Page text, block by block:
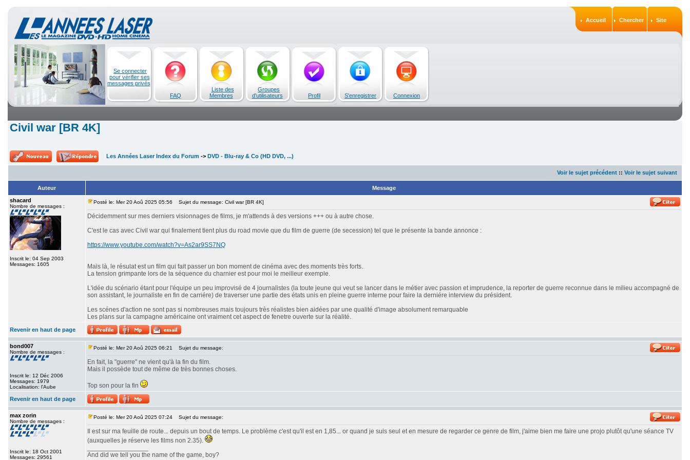
Accueil Chercher Site
Se connecter
pour vérifier ses
messages privés
FAQ
Liste des
Membres
Groupes
d'utilisateurs
Profil S'enregistrer Connexion
Civil war [BR 4K]
Les Années Laser Index du Forum -> DVD - Blu-ray & Co (HD DVD, ...)
Voir le sujet précédent :: Voir le sujet suivant
Auteur
Message
shacard
Nombre de messages :
Inscrit le: 04 Sep 2003
Messages: 1605
Posté le: Mer 20 Aoû 2025 05:56 Sujet du message: Civil war [BR 4K]
Décidemment sur mes derniers visionnages de films, je m'attends à des versions +++ ou à autre chose.
C'est le cas avec Civil war qui finalement tient plus du road movie que du film de guerre (de secession) tel que le présente la bande annonce :
https://www.youtube.com/watch?v=As2ar9SS7NQ
Mais là, le résulat est un film qui fait passer un bon moment de cinéma avec des moments très forts.
La tension grimpante lors de la séquence du charnier est pour moi le meilleur exemple.
L'idée du scénario étant pour l'équipe un peu improvisé de 4 journalistes (la toute jeune qui veut se lancer dans le métier avec passion et imprudence, la reporter de guerre reconnue dans le milieu accompagné de
son assistant, le journaliste en fin de carriére) de traverser une partie des états unis en pleine guerre interne pour faire la derniére interview du président.
Les scénes d'action ne sont pas si nombreuses mais toujours très réalistes bien aidées par une qualité d'image absolument remarquable
Les plans sur la campagne américaine ont vraiment cet aspect de fenetre ouverte sur la réalité.
Revenir en haut de page
bond007
Nombre de messages :
Inscrit le: 12 Déc 2006
Messages: 1979
Localisation: l'Aube
Posté le: Mer 20 Aoû 2025 06:21 Sujet du message:
En fait, la "guerre" ne vient qu'à la fin du film.
Mais il possède tout de même de très bonnes choses.
Top son pour la fin
Revenir en haut de page
max zorin
Nombre de messages :
Inscrit le: 18 Oct 2001
Messages: 29561
Posté le: Mer 20 Aoû 2025 07:24 Sujet du message:
Il est sur ma feuille de route... depuis un bout de temps. Le problème c'est qu'il est en 1,85... or quand je suis seul et en mesure de regarder ce genre de film, j'aime bien me faire une projo plutôt qu'une séance TV
(auxquelles je réserve les films non 2.35).
And did we tell you the name of the game, boy?